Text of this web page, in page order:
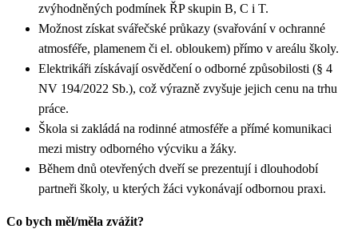
zvýhodněných podmínek ŘP skupin B, C i T.
Možnost získat svářečské průkazy (svařování v ochranné
atmosféře, plamenem či el. obloukem) přímo v areálu školy.
Elektrikáři získávají osvědčení o odborné způsobilosti (§ 4
NV 194/2022 Sb.), což výrazně zvyšuje jejich cenu na trhu
práce.
Škola si zakládá na rodinné atmosféře a přímé komunikaci
mezi mistry odborného výcviku a žáky.
Během dnů otevřených dveří se prezentují i dlouhodobí
partneři školy, u kterých žáci vykonávají odbornou praxi.
Co bych měl/měla zvážit?